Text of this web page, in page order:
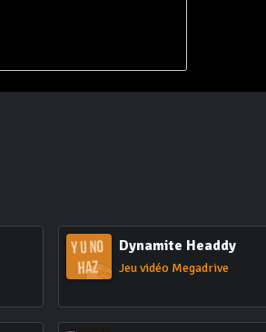
Dynamite Headdy
Jeu vidéo Megadrive